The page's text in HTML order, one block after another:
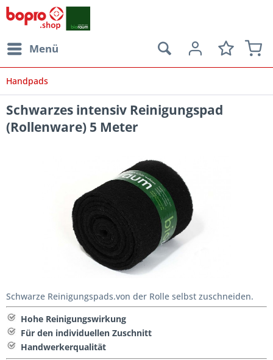
Menü
Handpads
Schwarzes intensiv Reinigungspad
(Rollenware) 5 Meter
Schwarze Reinigungspads.von der Rolle selbst zuschneiden.
Hohe Reinigungswirkung
Für den individuellen Zuschnitt
Handwerkerqualität